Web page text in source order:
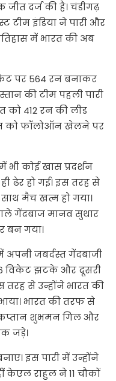
दर्ज की है। चंडीगढ़
टीम इंडिया ने पारी और
में भारत की अब
पर 564 रन बनाकर
की टीम पहली पारी
को 412 रन की लीड
को फॉलोऑन खेलने पर
भी कोई खास प्रदर्शन
ढेर हो गई। इस तरह से
मैच खत्म हो गया।
गेंदबाज मानव सुथार
बन गया।
जबर्दस्त गेंदबाजी
6 विकेट झटके और दूसरी
तरह से उन्होंने भारत की
भारत की तरफ से
शुभमन गिल और
जड़े।
इस पारी में उन्होंने
केएल राहुल ने 11 चौकों